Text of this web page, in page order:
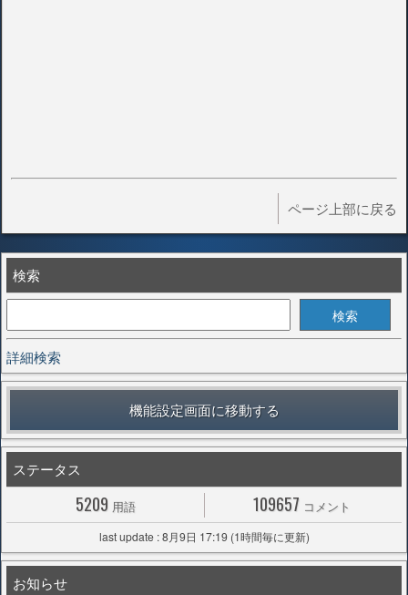
ページ上部に戻る
検索
詳細検索
機能設定画面に移動する
ステータス
5209 用語 109657 コメント
last update : 8月9日 17:19 (1時間毎に更新)
お知らせ